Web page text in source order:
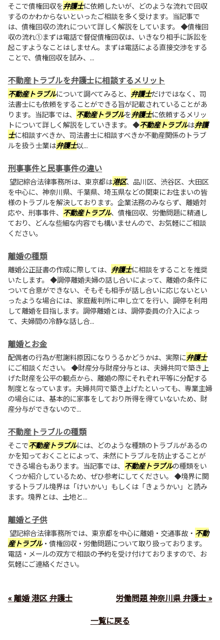
そこで債権回収を弁護士に依頼したいが、どのような流れで回収
するのかわからないといったご相談を多く受けます。当記事で
は、債権回収の流れについて詳しく解説をしています。 ◆債権回
収の流れ①まずは電話で督促債権回収は、いきなり相手に訴訟を
起こすようなことはしません。まずは電話による直接交渉をする
ことで、債権回収を試み、...
不動産トラブルを弁護士に相談するメリット
不動産トラブルについて調べてみると、 弁護士だけではなく、司
法書士にも依頼をすることができる旨が記載されていることがあ
ります。当記事では、 不動産トラブルを弁護士に依頼するメリッ
トについて詳しく解説をしていきます。 ◆不動産トラブルは弁護
士に相談すべきか、司法書士に相談すべきか不動産関係のトラブ
ルを扱う士業は弁護士以...
刑事事件と民事事件の違い
望記綜合法律事務所は、東京都は港区、品川区、渋谷区、大田区
を中心に、神奈川県、千葉県、埼玉県などの関東にお住まいの皆
様のトラブルを解決しております。企業法務のみならず、離婚対
応や、刑事事件、 不動産トラブル、債権回収、労働問題に精通し
ており、どんな些細な内容でも構いませんので、お気軽にご相談
ください。
離婚の種類
離婚公正証書の作成に際しては、 弁護士に相談をすることを推奨
いたします。 ◆調停離婚夫婦の話し合いによって、離婚の条件に
ついて合意ができない、そもそも相手が話し合いに応じないとい
ったような場合には、家庭裁判所に申し立てを行い、調停を利用
して離婚を目指します。調停離婚とは、調停委員の介入によっ
て、夫婦間の冷静な話し合...
離婚とお金
配偶者の行為が慰謝料原因になりうるかどうかは、実際に弁護士
にご相談ください。 ◆財産分与財産分与とは、夫婦共同で築き上
げた財産を公平の観点から、離婚の際にそれぞれ平等に分配する
制度となっています。夫婦共同で築き上げたといっても、専業主婦
の場合には、基本的に家事をしており所得を得ていないため、財
産分与ができないので...
不動産トラブルの種類
そこで不動産トラブルには、どのような種類のトラブルがあるの
かを知っておくことによって、未然にトラブルを防止することが
できる場合もあります。当記事では、 不動産トラブルの種類をい
くつか紹介しているため、ぜひ参考にしてください。 ◆境界に関
するトラブル境界は「けいかい」もしくは「きょうかい」と読み
ます。境界とは、土地と...
離婚と子供
望記綜合法律事務所では、東京都を中心に離婚・交通事故・ 不動
産トラブル・債権回収・労働問題について取り扱っております。
電話・メールの双方で相談の予約を受け付けておりますので、お
気軽にご連絡ください。
« 離婚 港区 弁護士
労働問題 神奈川県 弁護士 »
一覧に戻る